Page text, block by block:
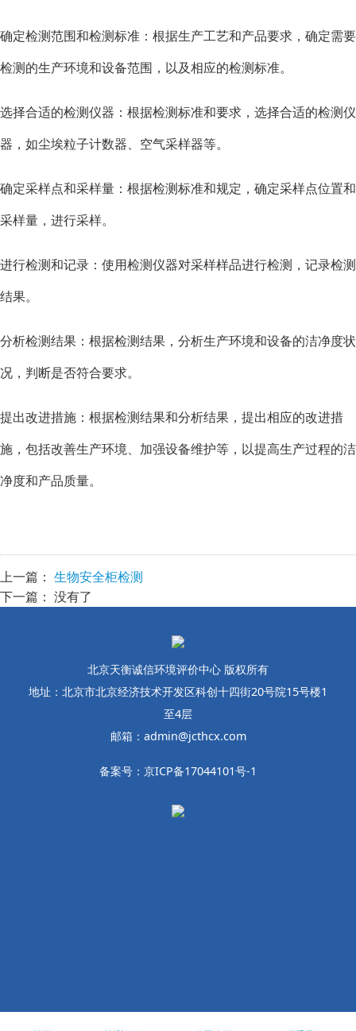
确定检测范围和检测标准：根据生产工艺和产品要求，确定需要
检测的生产环境和设备范围，以及相应的检测标准。
选择合适的检测仪器：根据检测标准和要求，选择合适的检测仪
器，如尘埃粒子计数器、空气采样器等。
确定采样点和采样量：根据检测标准和规定，确定采样点位置和
采样量，进行采样。
进行检测和记录：使用检测仪器对采样样品进行检测，记录检测
结果。
分析检测结果：根据检测结果，分析生产环境和设备的洁净度状
况，判断是否符合要求。
提出改进措施：根据检测结果和分析结果，提出相应的改进措
施，包括改善生产环境、加强设备维护等，以提高生产过程的洁
净度和产品质量。
上一篇： 生物安全柜检测
下一篇： 没有了
北京天衡诚信环境评价中心 版权所有
地址：北京市北京经济技术开发区科创十四街20号院15号楼1
至4层
邮箱：admin@jcthcx.com
备案号：京ICP备17044101号-1